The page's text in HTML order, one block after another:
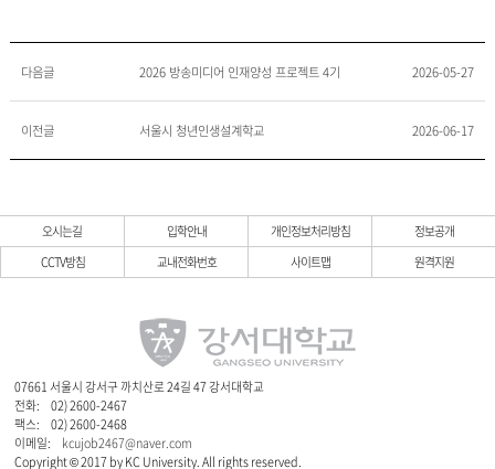
다음글 2026 방송미디어 인재양성 프로젝트 4기 2026-05-27
이전글 서울시 청년인생설계학교 2026-06-17
오시는길 입학안내 개인정보처리방침
정보공개
CCTV방침
교내전화번호 사이트맵 원격지원
07661 서울시 강서구 까치산로 24길 47 강서대학교
전화:
02) 2600-2467
팩스:
02) 2600-2468
이메일:
kcujob2467@naver.com
Copyright © 2017 by KC University. All rights reserved.